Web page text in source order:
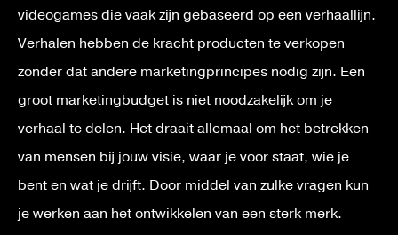
videogames die vaak zijn gebaseerd op een verhaallijn.
Verhalen hebben de kracht producten te verkopen
zonder dat andere marketingprincipes nodig zijn. Een
groot marketingbudget is niet noodzakelijk om je
verhaal te delen. Het draait allemaal om het betrekken
van mensen bij jouw visie, waar je voor staat, wie je
bent en wat je drijft. Door middel van zulke vragen kun
je werken aan het ontwikkelen van een sterk merk.